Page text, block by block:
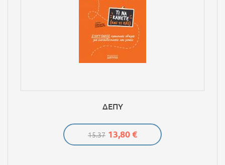
ΔΕΠΥ
15.37 13,80 €